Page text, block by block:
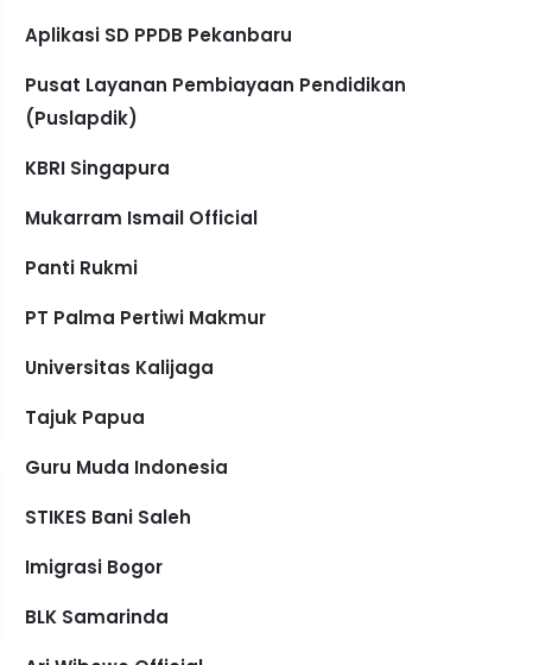
Aplikasi SD PPDB Pekanbaru
Pusat Layanan Pembiayaan Pendidikan
(Puslapdik)
KBRI Singapura
Mukarram Ismail Official
Panti Rukmi
PT Palma Pertiwi Makmur
Universitas Kalijaga
Tajuk Papua
Guru Muda Indonesia
STIKES Bani Saleh
Imigrasi Bogor
BLK Samarinda